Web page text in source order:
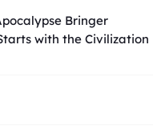
Bringer
with the Civilization